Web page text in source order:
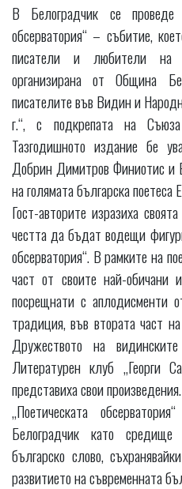
В Белоградчик се проведе
обсерватория“ – събитие,
писатели и любители на
организирана от Община
писателите във Видин и
г.“, с подкрепата на
Тазгодишното издание бе
Добрин Димитров Финиотис и
на голямата българска поетеса
Гост-авторите изразиха
честта да бъдат водещи
обсерватория“. В рамките на
част от своите най-обичани
посрещнати с аплодисменти
традиция, във втората част
Дружеството на
Литературен клуб „Георги
представиха свои произведения.
„Поетическата
Белоградчик като
българско слово,
развитието на съвременната